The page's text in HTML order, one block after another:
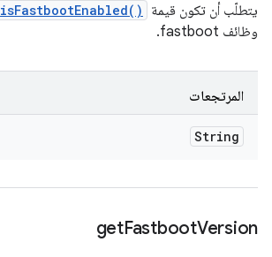
يتطلّب أن تكون قيمة
isFastbootEnabled()
وظائف fastboot.
المرتجعات
String
getFastbootVersion